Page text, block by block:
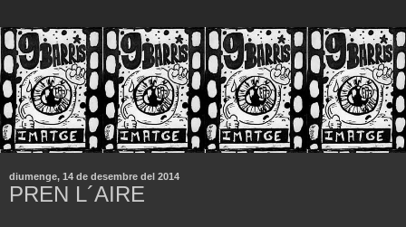
diumenge, 14 de desembre del 2014
PREN L´AIRE